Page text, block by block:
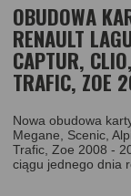
OBUDOWA
RENAULT
CAPTUR,
TRAFIC, ZOE
Nowa obudowa
Megane, Scenic,
Trafic, Zoe 2008 -
ciągu jednego dnia